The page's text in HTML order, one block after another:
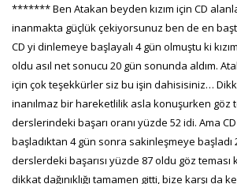
******* Ben Atakan beyden kızım için CD
inanmakta güçlük çekiyorsunuz ben de en
CD yi dinlemeye başlayalı 4 gün olmuştu ki
oldu asıl net sonucu 20 gün sonunda aldım.
için çok teşekkürler siz bu işin dahisisiniz…
inanılmaz bir hareketlilik asla konuşurken göz
derslerindeki başarı oranı yüzde 52 idi. Ama
başladıktan 4 gün sonra sakinleşmeye
derslerdeki başarısı yüzde 87 oldu göz
dikkat dağınıklığı tamamen gitti, bize karşı da